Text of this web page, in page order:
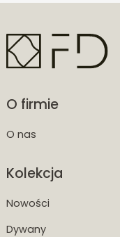
O firmie
O nas
Kolekcja
Nowości
Dywany